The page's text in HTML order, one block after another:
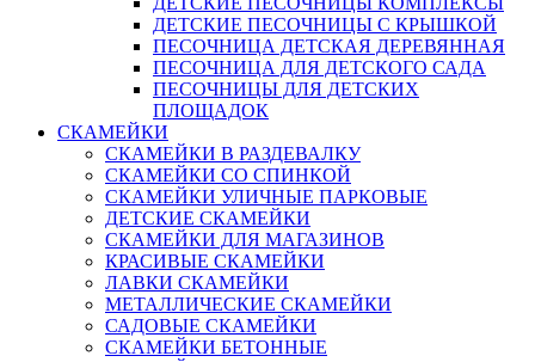
ДЕТСКИЕ ПЕСОЧНИЦЫ С КРЫШКОЙ
ПЕСОЧНИЦА ДЕТСКАЯ ДЕРЕВЯННАЯ
ПЕСОЧНИЦА ДЛЯ ДЕТСКОГО САДА
ПЕСОЧНИЦЫ ДЛЯ ДЕТСКИХ
ПЛОЩАДОК
СКАМЕЙКИ
СКАМЕЙКИ В РАЗДЕВАЛКУ
СКАМЕЙКИ СО СПИНКОЙ
СКАМЕЙКИ УЛИЧНЫЕ ПАРКОВЫЕ
ДЕТСКИЕ СКАМЕЙКИ
СКАМЕЙКИ ДЛЯ МАГАЗИНОВ
КРАСИВЫЕ СКАМЕЙКИ
ЛАВКИ СКАМЕЙКИ
МЕТАЛЛИЧЕСКИЕ СКАМЕЙКИ
САДОВЫЕ СКАМЕЙКИ
СКАМЕЙКИ БЕТОННЫЕ